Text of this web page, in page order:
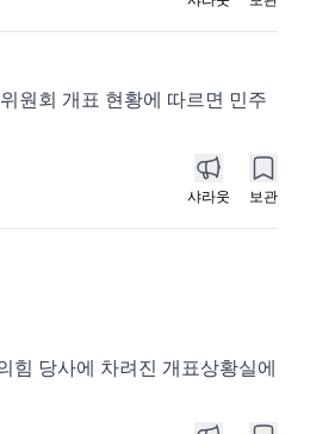
원회 개표 현황에 따르면 민주
샤라웃 보관
힘 당사에 차려진 개표상황실에